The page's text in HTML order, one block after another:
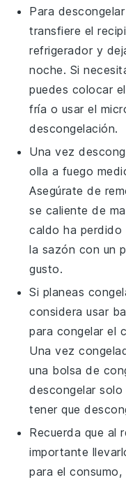
Para
transfiere el
refrigerador y
noche. Si
puedes colocar
fría o usar el
descongelación.
Una vez
olla a fuego
Asegúrate de
se caliente de
caldo ha perdido
la sazón con un
gusto.
Si planeas
considera usar
para congelar el
Una vez
una bolsa de
descongelar
tener que
Recuerda que al
importante
para el